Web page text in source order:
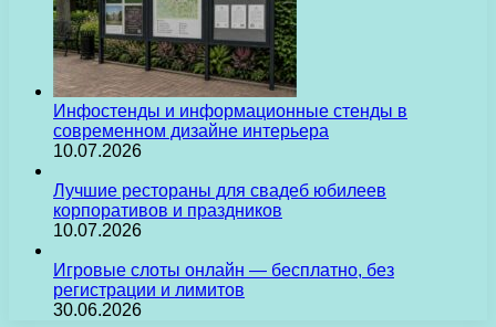
Инфостенды и информационные стенды в
современном дизайне интерьера
10.07.2026
Лучшие рестораны для свадеб юбилеев
корпоративов и праздников
10.07.2026
Игровые слоты онлайн — бесплатно, без
регистрации и лимитов
30.06.2026